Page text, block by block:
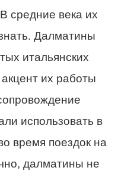
средние века их
Далматины
итальянских
их работы
использовать в
время поездок на
далматины не